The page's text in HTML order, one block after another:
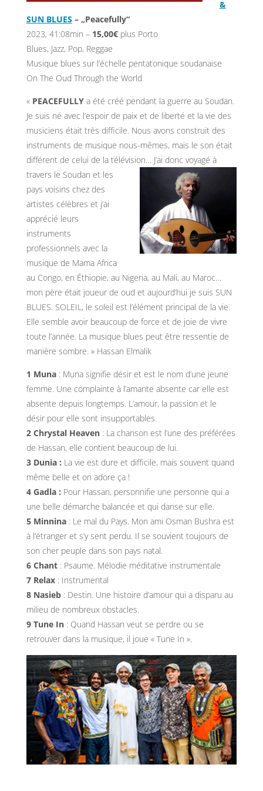
&
SUN BLUES– „Peacefully“
2023, 41:08min – 15,00€plus Porto
Blues, Jazz, Pop, Reggae
Musique blues sur l’échelle pentatonique soudanaise
On The Oud Through the World
« PEACEFULLYa été créé pendant la guerre au Soudan.
Je suis né avec l’espoir de paix et de liberté et la vie des
musiciens était très difficile. Nous avons construit des
instruments de musique nous-mêmes, mais le son était
différent de celui de la télévision… J’ai donc voyagé à
travers le Soudan et les
pays voisins chez des
artistes célèbres et j’ai
apprécié leurs
instruments
professionnels avec la
musique de Mama Africa
au Congo, en Éthiopie, au Nigeria, au Mali, au Maroc…
mon père était joueur de oud et aujourd’hui je suis SUN
BLUES. SOLEIL, le soleil est l’élément principal de la vie.
Elle semble avoir beaucoup de force et de joie de vivre
toute l’année. La musique blues peut être ressentie de
manière sombre. » Hassan Elmalik
1 Muna: Muna signifie désir et est le nom d’une jeune
femme. Une complainte à l’amante absente car elle est
absente depuis longtemps. L’amour, la passion et le
désir pour elle sont insupportables.
2 Chrystal Heaven: La chanson est l’une des préférées
de Hassan, elle contient beaucoup de lui.
3 Dunia : La vie est dure et difficile, mais souvent quand
même belle et on adore ça !
4 Gadla : Pour Hassan, personnifie une personne qui a
une belle démarche balancée et qui danse sur elle.
5 Minnina: Le mal du Pays. Mon ami Osman Bushra est
à l’étranger et s’y sent perdu. Il se souvient toujours de
son cher peuple dans son pays natal.
6 Chant: Psaume. Mélodie méditative instrumentale
7 Relax: Instrumental
8 Nasieb: Destin. Une histoire d’amour qui a disparu au
milieu de nombreux obstacles.
9 Tune In: Quand Hassan veut se perdre ou se
retrouver dans la musique, il joue « Tune In ».